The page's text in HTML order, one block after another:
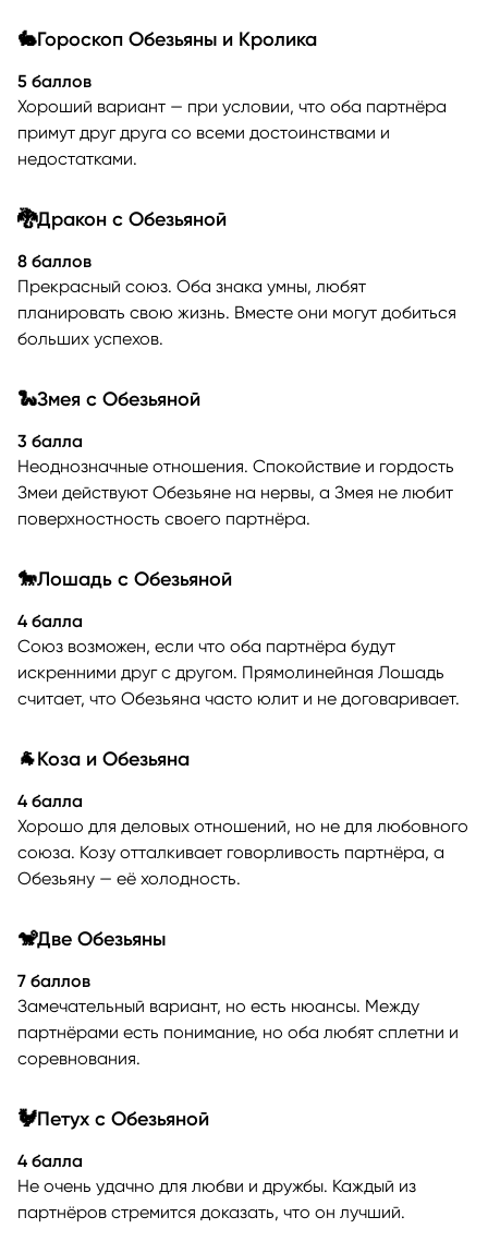
🐇Гороскоп Обезьяны и Кролика
5 баллов
Хороший вариант — при условии, что оба партнёра
примут друг друга со всеми достоинствами и
недостатками.
🐉Дракон с Обезьяной
8 баллов
Прекрасный союз. Оба знака умны, любят
планировать свою жизнь. Вместе они могут добиться
больших успехов.
🐍Змея с Обезьяной
3 балла
Неоднозначные отношения. Спокойствие и гордость
Змеи действуют Обезьяне на нервы, а Змея не любит
поверхностность своего партнёра.
🐎Лошадь с Обезьяной
4 балла
Союз возможен, если что оба партнёра будут
искренними друг с другом. Прямолинейная Лошадь
считает, что Обезьяна часто юлит и не договаривает.
🐐Коза и Обезьяна
4 балла
Хорошо для деловых отношений, но не для любовного
союза. Козу отталкивает говорливость партнёра, а
Обезьяну — её холодность.
🐒Две Обезьяны
7 баллов
Замечательный вариант, но есть нюансы. Между
партнёрами есть понимание, но оба любят сплетни и
соревнования.
🐓Петух с Обезьяной
4 балла
Не очень удачно для любви и дружбы. Каждый из
партнёров стремится доказать, что он лучший.